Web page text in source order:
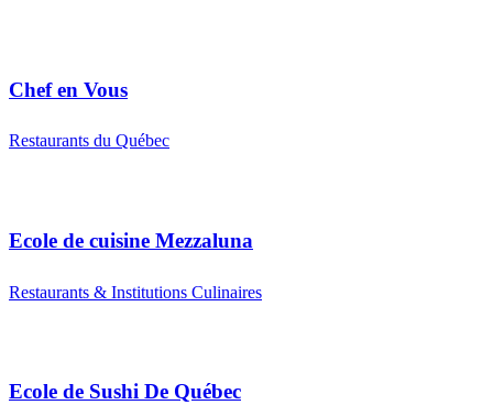
Chef en Vous
Restaurants du Québec
Ecole de cuisine Mezzaluna
Restaurants & Institutions Culinaires
Ecole de Sushi De Québec